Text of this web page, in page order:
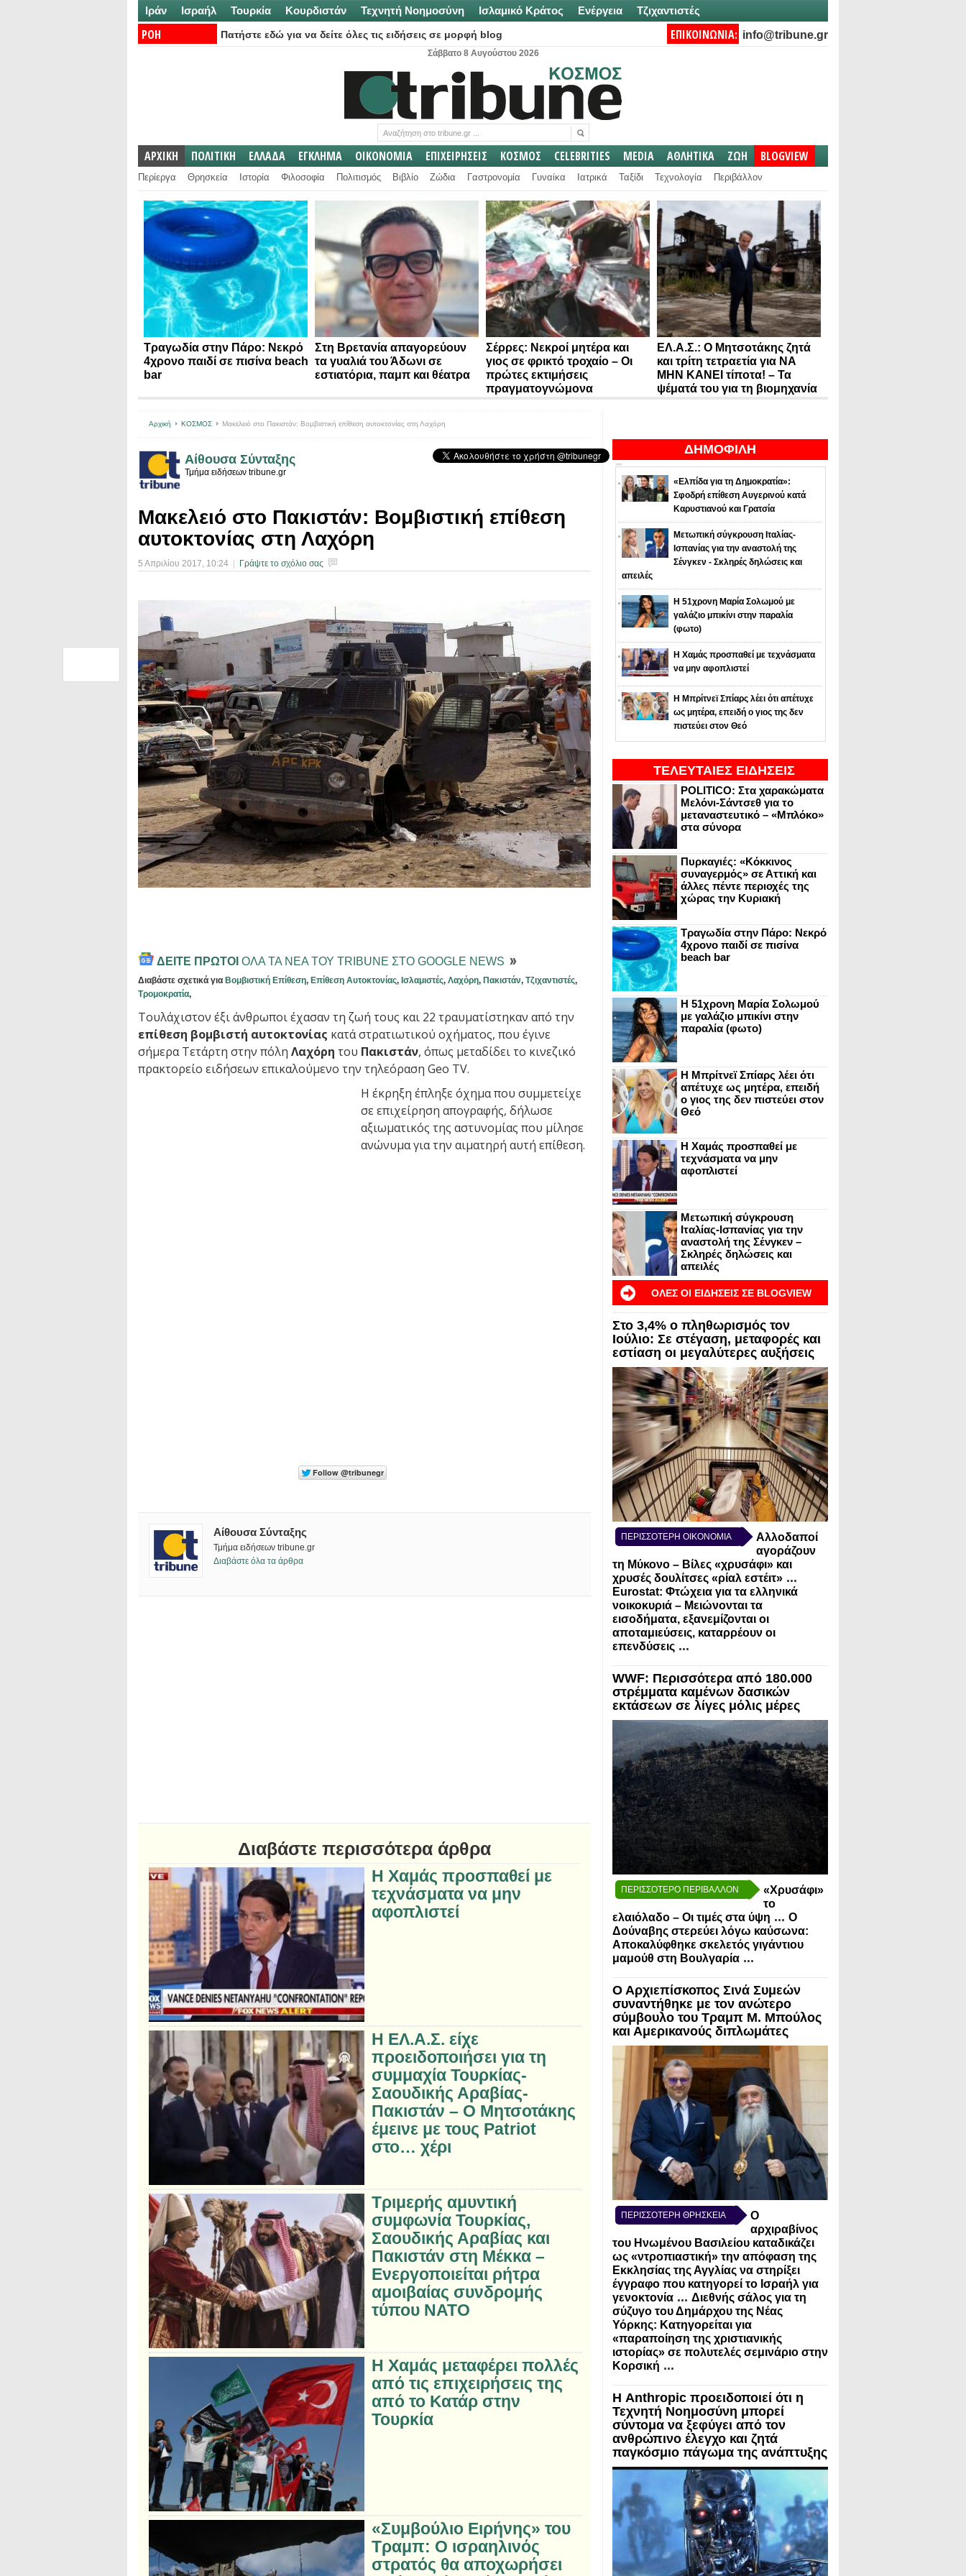
Ιράν Ισραήλ Τουρκία Κουρδιστάν Τεχνητή Νοημοσύνη Ισλαμικό Κράτος Ενέργεια Τζιχαντιστές
ΡΟΗ
Πατήστε εδώ για να δείτε όλες τις ειδήσεις σε μορφή blog ΕΠΙΚΟΙΝΩΝΙΑ: info@tribune.gr
Σάββατο 8 Αυγούστου 2026
ΑΡΧΙΚΗ ΠΟΛΙΤΙΚΗ ΕΛΛΑΔΑ ΕΓΚΛΗΜΑ ΟΙΚΟΝΟΜΙΑ ΕΠΙΧΕΙΡΗΣΕΙΣ ΚΟΣΜΟΣ CELEBRITIES MEDIA ΑΘΛΗΤΙΚΑ ΖΩΗ BLOGVIEW
Περίεργα Θρησκεία Ιστορία Φιλοσοφία Πολιτισμός Βιβλίο Ζώδια Γαστρονομία Γυναίκα Ιατρικά Ταξίδι Τεχνολογία Περιβάλλον
Τραγωδία στην Πάρο: Νεκρό
4χρονο παιδί σε πισίνα beach
bar
Στη Βρετανία απαγορεύουν
τα γυαλιά του Άδωνι σε
εστιατόρια, παμπ και θέατρα
Σέρρες: Νεκροί μητέρα και
γιος σε φρικτό τροχαίο – Οι
πρώτες εκτιμήσεις
πραγματογνώμονα
ΕΛ.Α.Σ.: Ο Μητσοτάκης ζητά
και τρίτη τετραετία για ΝΑ
ΜΗΝ ΚΑΝΕΙ τίποτα! – Τα
ψέματά του για τη βιομηχανία
ΔΗΜΟΦΙΛΗ
«Ελπίδα για τη Δημοκρατία»:
Σφοδρή επίθεση Αυγερινού κατά
Καρυστιανού και Γρατσία
Μετωπική σύγκρουση Ιταλίας-
Ισπανίας για την αναστολή της
Σένγκεν - Σκληρές δηλώσεις και
απειλές
Η 51χρονη Μαρία Σολωμού με
γαλάζιο μπικίνι στην παραλία
(φωτο)
Η Χαμάς προσπαθεί με τεχνάσματα
να μην αφοπλιστεί
Η Μπρίτνεϊ Σπίαρς λέει ότι απέτυχε
ως μητέρα, επειδή ο γιος της δεν
πιστεύει στον Θεό
ΤΕΛΕΥΤΑΙΕΣ ΕΙΔΗΣΕΙΣ
POLITICO: Στα χαρακώματα
Μελόνι-Σάντσεθ για το
μεταναστευτικό – «Μπλόκο»
στα σύνορα
Πυρκαγιές: «Κόκκινος
συναγερμός» σε Αττική και
άλλες πέντε περιοχές της
χώρας την Κυριακή
Τραγωδία στην Πάρο: Νεκρό
4χρονο παιδί σε πισίνα
beach bar
Η 51χρονη Μαρία Σολωμού
με γαλάζιο μπικίνι στην
παραλία (φωτο)
Η Μπρίτνεϊ Σπίαρς λέει ότι
απέτυχε ως μητέρα, επειδή
ο γιος της δεν πιστεύει στον
Θεό
Η Χαμάς προσπαθεί με
τεχνάσματα να μην
αφοπλιστεί
Μετωπική σύγκρουση
Ιταλίας-Ισπανίας για την
αναστολή της Σένγκεν –
Σκληρές δηλώσεις και
απειλές
ΟΛΕΣ ΟΙ ΕΙΔΗΣΕΙΣ ΣΕ BLOGVIEW
Στο 3,4% ο πληθωρισμός τον
Ιούλιο: Σε στέγαση, μεταφορές και
εστίαση οι μεγαλύτερες αυξήσεις
ΠΕΡΙΣΣΟΤΕΡΗ ΟΙΚΟΝΟΜΙΑ
Αλλοδαποί
αγοράζουν
τη Μύκονο – Βίλες «χρυσάφι» και
χρυσές δουλίτσες «ρίαλ εστέιτ» ...
Eurostat: Φτώχεια για τα ελληνικά
νοικοκυριά – Μειώνονται τα
εισοδήματα, εξανεμίζονται οι
αποταμιεύσεις, καταρρέουν οι
επενδύσεις ...
WWF: Περισσότερα από 180.000
στρέμματα καμένων δασικών
εκτάσεων σε λίγες μόλις μέρες
ΠΕΡΙΣΣΟΤΕΡΟ ΠΕΡΙΒΑΛΛΟΝ
«Χρυσάφι»
το
ελαιόλαδο – Οι τιμές στα ύψη ... Ο
Δούναβης στερεύει λόγω καύσωνα:
Αποκαλύφθηκε σκελετός γιγάντιου
μαμούθ στη Βουλγαρία ...
Ο Αρχιεπίσκοπος Σινά Συμεών
συναντήθηκε με τον ανώτερο
σύμβουλο του Τραμπ Μ. Μπούλος
και Αμερικανούς διπλωμάτες
ΠΕΡΙΣΣΟΤΕΡΗ ΘΡΗΣΚΕΙΑ
Ο
αρχιραβίνος
του Ηνωμένου Βασιλείου καταδικάζει
ως «ντροπιαστική» την απόφαση της
Εκκλησίας της Αγγλίας να στηρίξει
έγγραφο που κατηγορεί το Ισραήλ για
γενοκτονία ... Διεθνής σάλος για τη
σύζυγο του Δημάρχου της Νέας
Υόρκης: Κατηγορείται για
«παραποίηση της χριστιανικής
ιστορίας» σε πολυτελές σεμινάριο στην
Κορσική ...
Η Anthropic προειδοποιεί ότι η
Τεχνητή Νοημοσύνη μπορεί
σύντομα να ξεφύγει από τον
ανθρώπινο έλεγχο και ζητά
παγκόσμιο πάγωμα της ανάπτυξης
Αρχική ΚΟΣΜΟΣ Μακελειό στο Πακιστάν: Βομβιστική επίθεση αυτοκτονίας στη Λαχόρη
Αίθουσα Σύνταξης
Τμήμα ειδήσεων tribune.gr
Μακελειό στο Πακιστάν: Βομβιστική επίθεση
αυτοκτονίας στη Λαχόρη
5 Απριλίου 2017, 10:24 Γράψτε το σχόλιο σας
ΔΕΙΤΕ ΠΡΩΤΟΙ ΟΛΑ ΤΑ ΝΕΑ ΤΟΥ TRIBUNE ΣΤΟ GOOGLE NEWS
Διαβάστε σχετικά για Βομβιστική Επίθεση, Επίθεση Αυτοκτονίας, Ισλαμιστές, Λαχόρη, Πακιστάν, Τζιχαντιστές,
Τρομοκρατία,
Τουλάχιστον έξι άνθρωποι έχασαν τη ζωή τους και 22 τραυματίστηκαν από την
επίθεση βομβιστή αυτοκτονίας κατά στρατιωτικού οχήματος, που έγινε
σήμερα Τετάρτη στην πόλη Λαχόρη του Πακιστάν, όπως μεταδίδει το κινεζικό
πρακτορείο ειδήσεων επικαλούμενο την τηλεόραση Geo TV.
Η έκρηξη έπληξε όχημα που συμμετείχε
σε επιχείρηση απογραφής, δήλωσε
αξιωματικός της αστυνομίας που μίλησε
ανώνυμα για την αιματηρή αυτή επίθεση.
Αίθουσα Σύνταξης
Τμήμα ειδήσεων tribune.gr
Διαβάστε όλα τα άρθρα
Διαβάστε περισσότερα άρθρα
Η Χαμάς προσπαθεί με
τεχνάσματα να μην
αφοπλιστεί
Η ΕΛ.Α.Σ. είχε
προειδοποιήσει για τη
συμμαχία Τουρκίας-
Σαουδικής Αραβίας-
Πακιστάν – Ο Μητσοτάκης
έμεινε με τους Patriot
στο… χέρι
Τριμερής αμυντική
συμφωνία Τουρκίας,
Σαουδικής Αραβίας και
Πακιστάν στη Μέκκα –
Ενεργοποιείται ρήτρα
αμοιβαίας συνδρομής
τύπου NATO
Η Χαμάς μεταφέρει πολλές
από τις επιχειρήσεις της
από το Κατάρ στην
Τουρκία
«Συμβούλιο Ειρήνης» του
Τραμπ: Ο ισραηλινός
στρατός θα αποχωρήσει